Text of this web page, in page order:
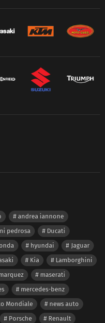
andrea iannone
pedrosa
Ducati
hyundai
Jaguar
Kia
Lamborghini
maserati
mercedes-benz
Mondiale
news auto
Porsche
Renault